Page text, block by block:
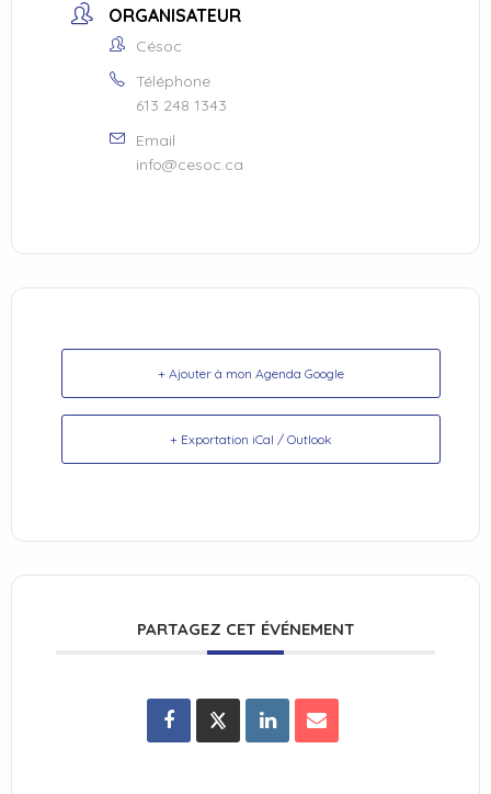
ORGANISATEUR
Césoc
Téléphone
613 248 1343
Email
info@cesoc.ca
+ Ajouter à mon Agenda Google
+ Exportation iCal / Outlook
PARTAGEZ CET ÉVÉNEMENT